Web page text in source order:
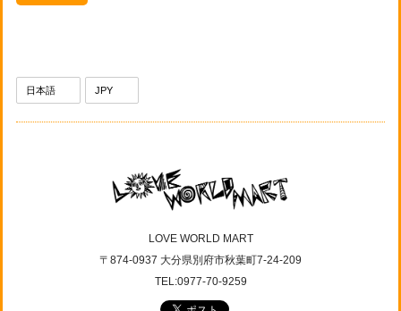
LOVE WORLD MART
〒874-0937 大分県別府市秋葉町7-24-209
TEL:0977-70-9259